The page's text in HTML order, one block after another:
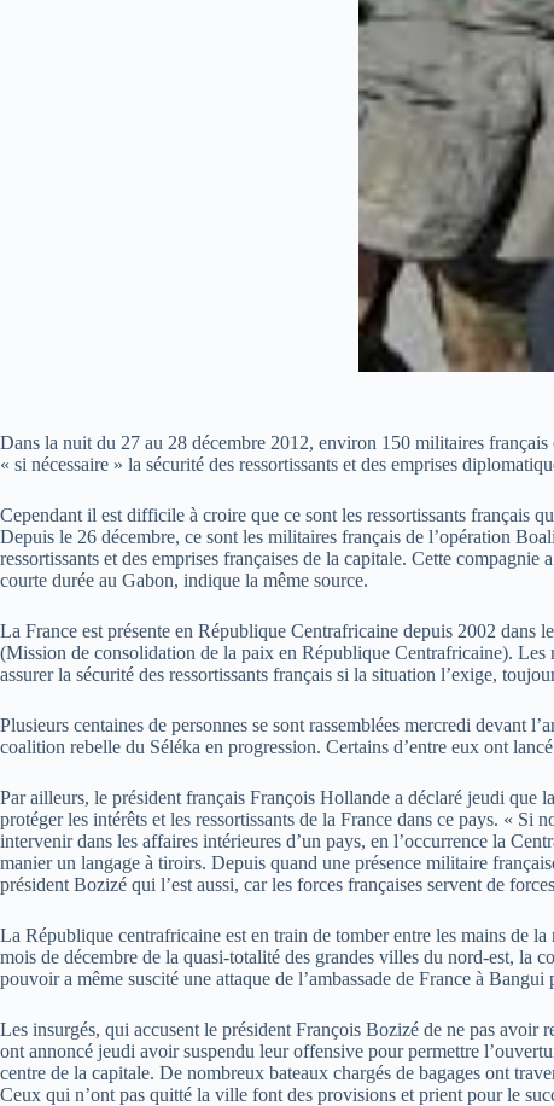
Dans la nuit du 27 au 28 décembre 2012, environ 150 militaires
« si nécessaire » la sécurité des ressortissants et des emprises
Cependant il est difficile à croire que ce sont les ressortissants français
Depuis le 26 décembre, ce sont les militaires français de l’opération
ressortissants et des emprises françaises de la capitale. Cette
courte durée au Gabon, indique la même source.
La France est présente en République Centrafricaine depuis 2002
(Mission de consolidation de la paix en République Centrafricaine). Les
assurer la sécurité des ressortissants français si la situation l’exige,
Plusieurs centaines de personnes se sont rassemblées mercredi devant
coalition rebelle du Séléka en progression. Certains d’entre eux ont
Par ailleurs, le président français François Hollande a déclaré jeudi que
protéger les intérêts et les ressortissants de la France dans ce pays. « Si
intervenir dans les affaires intérieures d’un pays, en l’occurrence la
manier un langage à tiroirs. Depuis quand une présence militaire
président Bozizé qui l’est aussi, car les forces françaises servent de
La République centrafricaine est en train de tomber entre les mains de
mois de décembre de la quasi-totalité des grandes villes du nord-est, la
pouvoir a même suscité une attaque de l’ambassade de France à
Les insurgés, qui accusent le président François Bozizé de ne pas avoir
ont annoncé jeudi avoir suspendu leur offensive pour permettre
centre de la capitale. De nombreux bateaux chargés de bagages ont
Ceux qui n’ont pas quitté la ville font des provisions et prient pour le